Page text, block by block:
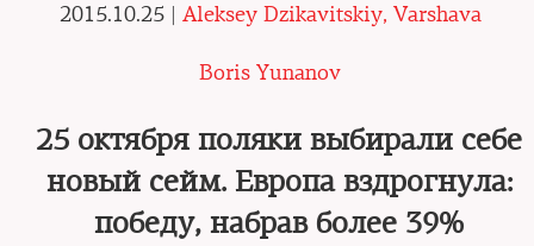
2015.10.25 | Aleksey Dzikavitskiy, Varshava
Boris Yunanov
25 октября поляки выбирали себе
новый сейм. Европа вздрогнула:
победу, набрав более 39%